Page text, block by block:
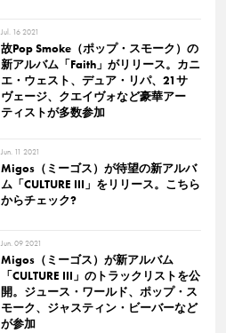
Jul. 16 2021
故Pop Smoke（ポップ・スモーク）の
新アルバム「Faith」がリリース。カニ
エ・ウェスト、デュア・リパ、21サ
ヴェージ、クエイヴォなど豪華アー
ティストが多数参加
Jun. 11 2021
Migos（ミーゴス）が待望の新アルバ
ム「CULTURE III」をリリース。こちら
からチェック?
Jun. 09 2021
Migos（ミーゴス）が新アルバム
「CULTURE III」のトラックリストを公
開。ジュース・ワールド、ポップ・ス
モーク、ジャスティン・ビーバーなど
が参加